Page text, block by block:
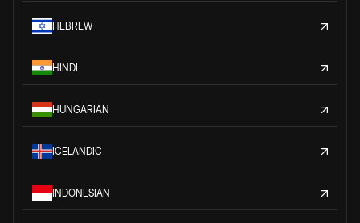
HEBREW
HINDI
HUNGARIAN
ICELANDIC
INDONESIAN